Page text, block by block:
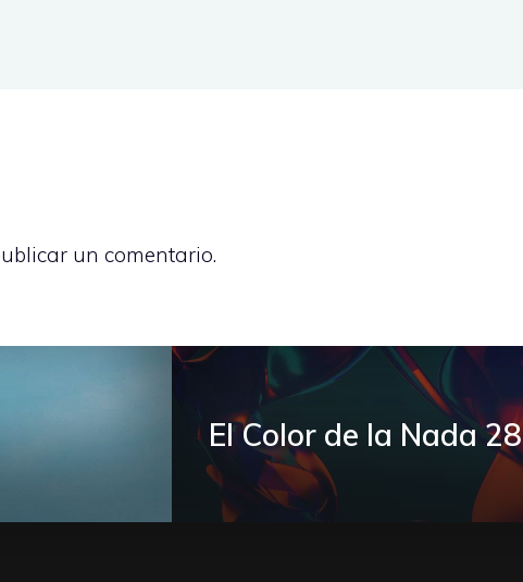
un comentario.
El Color de la Nada 28